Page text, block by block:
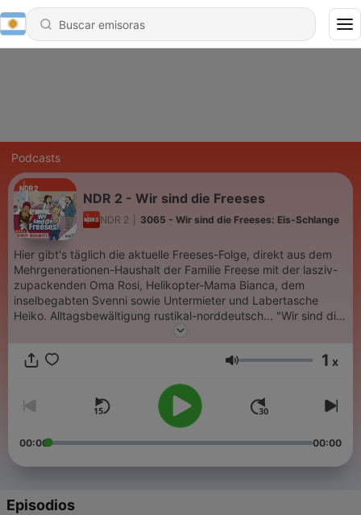
Podcasts
NDR 2 - Wir sind die Freeses
NDR 2 3065 - Wir sind die Freeses: Eis-Schlange
Hier gibt's täglich die aktuelle Freeses-Folge, direkt aus dem
Mehrgenerationen-Haushalt der Familie Freese mit der lasziv-
zupackenden Oma Rosi, Helikopter-Mama Bianca, dem
inselbegabten Svenni sowie Untermieter und Labertasche
Heiko. Alltagsbewältigung rustikal-norddeutsch... "Wir sind die
Freeses" um 7.17 Uhr als Best-Of - und jederzeit verfügbar in
Volumen 1 x
00:00 00:00
Episodios